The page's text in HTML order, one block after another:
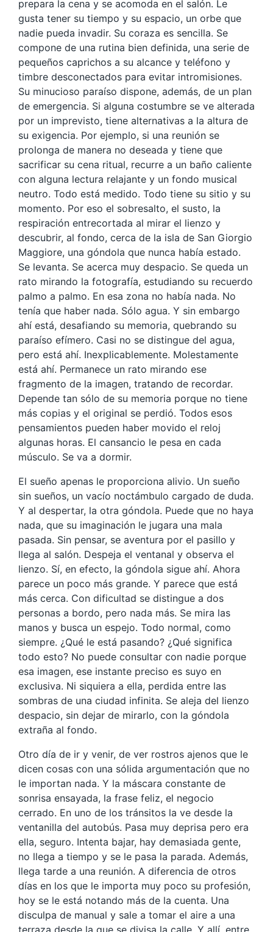
prepara la cena y se acomoda en el salón. Le
gusta tener su tiempo y su espacio, un orbe que
nadie pueda invadir. Su coraza es sencilla. Se
compone de una rutina bien definida, una serie de
pequeños caprichos a su alcance y teléfono y
timbre desconectados para evitar intromisiones.
Su minucioso paraíso dispone, además, de un plan
de emergencia. Si alguna costumbre se ve alterada
por un imprevisto, tiene alternativas a la altura de
su exigencia. Por ejemplo, si una reunión se
prolonga de manera no deseada y tiene que
sacrificar su cena ritual, recurre a un baño caliente
con alguna lectura relajante y un fondo musical
neutro. Todo está medido. Todo tiene su sitio y su
momento. Por eso el sobresalto, el susto, la
respiración entrecortada al mirar el lienzo y
descubrir, al fondo, cerca de la isla de San Giorgio
Maggiore, una góndola que nunca había estado.
Se levanta. Se acerca muy despacio. Se queda un
rato mirando la fotografía, estudiando su recuerdo
palmo a palmo. En esa zona no había nada. No
tenía que haber nada. Sólo agua. Y sin embargo
ahí está, desafiando su memoria, quebrando su
paraíso efímero. Casi no se distingue del agua,
pero está ahí. Inexplicablemente. Molestamente
está ahí. Permanece un rato mirando ese
fragmento de la imagen, tratando de recordar.
Depende tan sólo de su memoria porque no tiene
más copias y el original se perdió. Todos esos
pensamientos pueden haber movido el reloj
algunas horas. El cansancio le pesa en cada
músculo. Se va a dormir.
El sueño apenas le proporciona alivio. Un sueño
sin sueños, un vacío noctámbulo cargado de duda.
Y al despertar, la otra góndola. Puede que no haya
nada, que su imaginación le jugara una mala
pasada. Sin pensar, se aventura por el pasillo y
llega al salón. Despeja el ventanal y observa el
lienzo. Sí, en efecto, la góndola sigue ahí. Ahora
parece un poco más grande. Y parece que está
más cerca. Con dificultad se distingue a dos
personas a bordo, pero nada más. Se mira las
manos y busca un espejo. Todo normal, como
siempre. ¿Qué le está pasando? ¿Qué significa
todo esto? No puede consultar con nadie porque
esa imagen, ese instante preciso es suyo en
exclusiva. Ni siquiera a ella, perdida entre las
sombras de una ciudad infinita. Se aleja del lienzo
despacio, sin dejar de mirarlo, con la góndola
extraña al fondo.
Otro día de ir y venir, de ver rostros ajenos que le
dicen cosas con una sólida argumentación que no
le importan nada. Y la máscara constante de
sonrisa ensayada, la frase feliz, el negocio
cerrado. En uno de los tránsitos la ve desde la
ventanilla del autobús. Pasa muy deprisa pero era
ella, seguro. Intenta bajar, hay demasiada gente,
no llega a tiempo y se le pasa la parada. Además,
llega tarde a una reunión. A diferencia de otros
días en los que le importa muy poco su profesión,
hoy se le está notando más de la cuenta. Una
disculpa de manual y sale a tomar el aire a una